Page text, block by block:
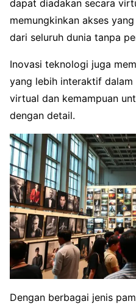
dapat diadakan secara
memungkinkan akses
dari seluruh dunia tanpa
Inovasi teknologi juga
yang lebih interaktif
virtual dan kemampuan
dengan detail.
Dengan berbagai jenis